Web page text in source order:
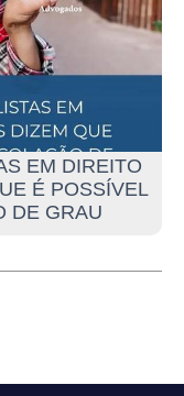
EM DIREITO
É POSSÍVEL
DE GRAU